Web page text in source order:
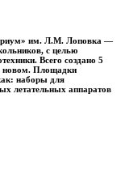
им. Л.М. Лоповка —
с целью
Всего создано 5
новом. Площадки
наборы для
летательных аппаратов